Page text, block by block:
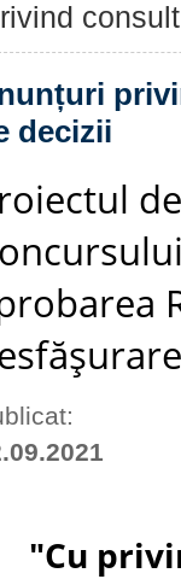
decizii
"Cu